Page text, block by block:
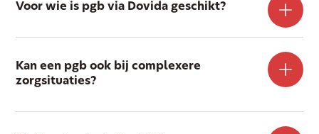
Voor wie is pgb via Dovida geschikt?
Kan een pgb ook bij complexere
zorgsituaties?